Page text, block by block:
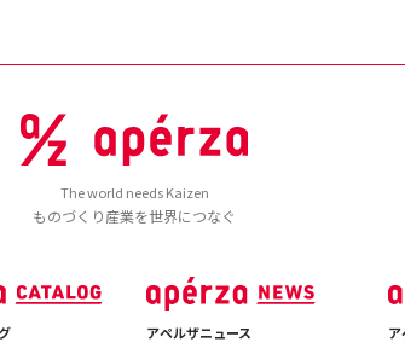
The world needs Kaizen
ものづくり産業を世界につなぐ
アペルザニュース